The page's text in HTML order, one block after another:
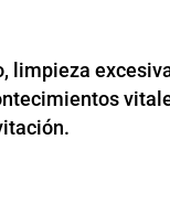
limpieza